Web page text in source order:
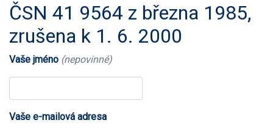
ČSN 41 9564 z března 1985,
zrušena k 1. 6. 2000
Vaše jméno (nepovinné)
Vaše e-mailová adresa